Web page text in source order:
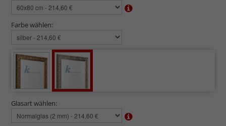
Farbe wählen:
Glasart wählen: